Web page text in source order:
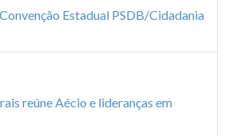
Estadual PSDB/Cidadania
reúne Aécio e lideranças em